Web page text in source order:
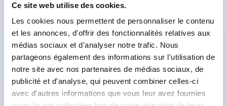
Ce site web utilise des cookies.
Les cookies nous permettent de personnaliser le contenu
et les annonces, d'offrir des fonctionnalités relatives aux
médias sociaux et d'analyser notre trafic. Nous
partageons également des informations sur l'utilisation de
notre site avec nos partenaires de médias sociaux, de
publicité et d'analyse, qui peuvent combiner celles-ci
avec d'autres informations que vous leur avez fournies
Envie d’investir dans nos
fonds ?
Notre équipe est à votre écoute.
Nous contacter